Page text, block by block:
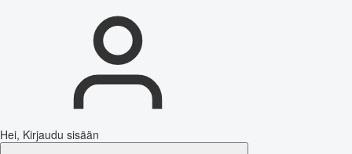
Hei, Kirjaudu sisään